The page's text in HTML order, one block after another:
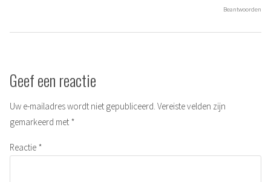
Beantwoorden
Geef een reactie
Uw e-mailadres wordt niet gepubliceerd. Vereiste velden zijn
gemarkeerd met *
Reactie *